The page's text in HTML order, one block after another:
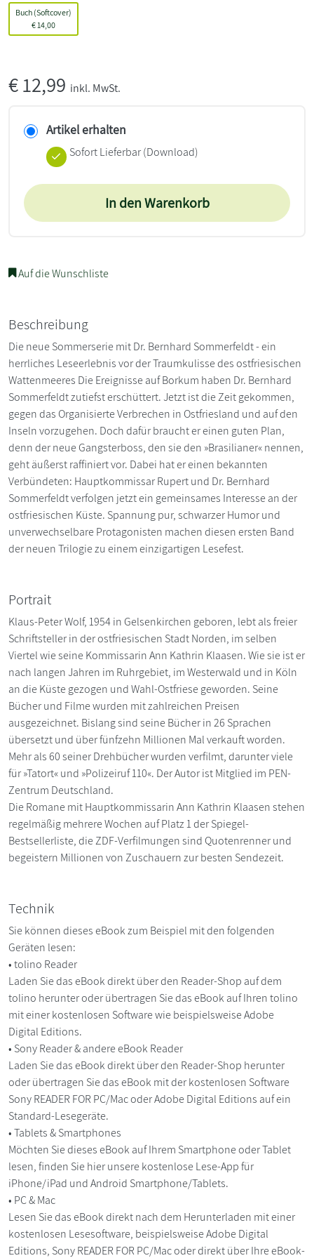
Buch (Softcover)
€ 14,00
€12,99 inkl. MwSt.
Artikel erhalten
Sofort Lieferbar (Download)
In den Warenkorb
Auf die Wunschliste
Beschreibung
Die neue Sommerserie mit Dr. Bernhard Sommerfeldt - ein
herrliches Leseerlebnis vor der Traumkulisse des ostfriesischen
Wattenmeeres Die Ereignisse auf Borkum haben Dr. Bernhard
Sommerfeldt zutiefst erschüttert. Jetzt ist die Zeit gekommen,
gegen das Organisierte Verbrechen in Ostfriesland und auf den
Inseln vorzugehen. Doch dafür braucht er einen guten Plan,
denn der neue Gangsterboss, den sie den »Brasilianer« nennen,
geht äußerst raffiniert vor. Dabei hat er einen bekannten
Verbündeten: Hauptkommissar Rupert und Dr. Bernhard
Sommerfeldt verfolgen jetzt ein gemeinsames Interesse an der
ostfriesischen Küste. Spannung pur, schwarzer Humor und
unverwechselbare Protagonisten machen diesen ersten Band
der neuen Trilogie zu einem einzigartigen Lesefest.
Portrait
Klaus-Peter Wolf, 1954 in Gelsenkirchen geboren, lebt als freier
Schriftsteller in der ostfriesischen Stadt Norden, im selben
Viertel wie seine Kommissarin Ann Kathrin Klaasen. Wie sie ist er
nach langen Jahren im Ruhrgebiet, im Westerwald und in Köln
an die Küste gezogen und Wahl-Ostfriese geworden. Seine
Bücher und Filme wurden mit zahlreichen Preisen
ausgezeichnet. Bislang sind seine Bücher in 26 Sprachen
übersetzt und über fünfzehn Millionen Mal verkauft worden.
Mehr als 60 seiner Drehbücher wurden verfilmt, darunter viele
für »Tatort« und »Polizeiruf 110«. Der Autor ist Mitglied im PEN-
Zentrum Deutschland.
Die Romane mit Hauptkommissarin Ann Kathrin Klaasen stehen
regelmäßig mehrere Wochen auf Platz 1 der Spiegel-
Bestsellerliste, die ZDF-Verfilmungen sind Quotenrenner und
begeistern Millionen von Zuschauern zur besten Sendezeit.
Technik
Sie können dieses eBook zum Beispiel mit den folgenden
Geräten lesen:
• tolino Reader
Laden Sie das eBook direkt über den Reader-Shop auf dem
tolino herunter oder übertragen Sie das eBook auf Ihren tolino
mit einer kostenlosen Software wie beispielsweise Adobe
Digital Editions.
• Sony Reader & andere eBook Reader
Laden Sie das eBook direkt über den Reader-Shop herunter
oder übertragen Sie das eBook mit der kostenlosen Software
Sony READER FOR PC/Mac oder Adobe Digital Editions auf ein
Standard-Lesegeräte.
• Tablets & Smartphones
Möchten Sie dieses eBook auf Ihrem Smartphone oder Tablet
lesen, finden Sie hier unsere kostenlose Lese-App für
iPhone/iPad und Android Smartphone/Tablets.
• PC & Mac
Lesen Sie das eBook direkt nach dem Herunterladen mit einer
kostenlosen Lesesoftware, beispielsweise Adobe Digital
Editions, Sony READER FOR PC/Mac oder direkt über Ihre eBook-